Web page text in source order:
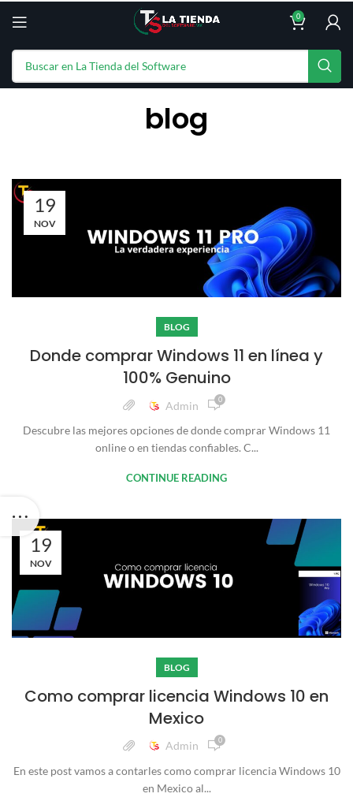
0
blog
19
NOV
BLOG
Donde comprar Windows 11 en línea y
100% Genuino
Admin 0
Descubre las mejores opciones de donde comprar Windows 11
online o en tiendas confiables. C...
CONTINUE READING
19
NOV
BLOG
Como comprar licencia Windows 10 en
Mexico
Admin 0
En este post vamos a contarles como comprar licencia Windows 10
en Mexico al...